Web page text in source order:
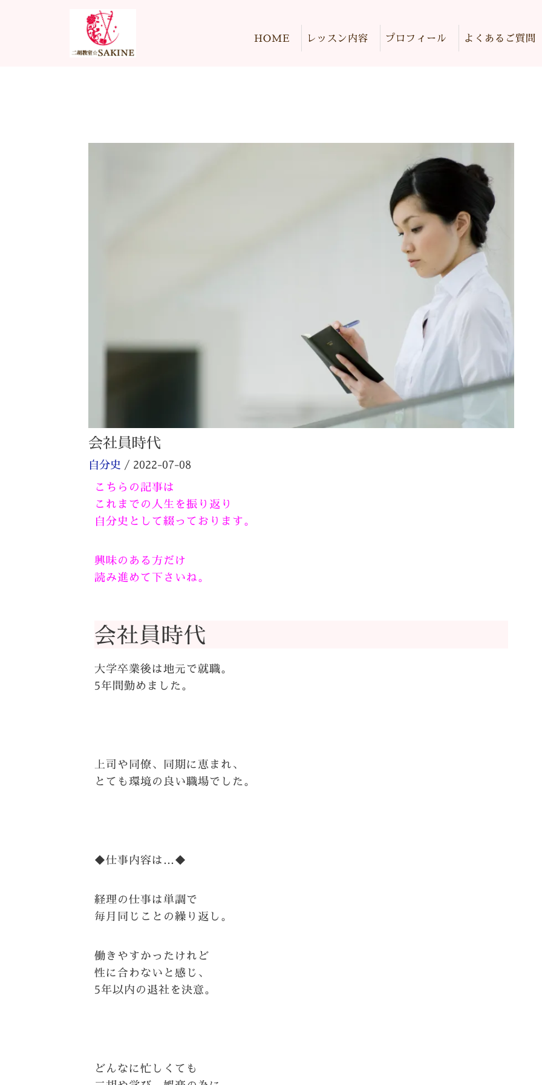
HOME レッスン内容 プロフィール よくあるご質問
会社員時代
自分史 / 2022-07-08
こちらの記事は
これまでの人生を振り返り
自分史として綴っております。
興味のある方だけ
読み進めて下さいね。
会社員時代
大学卒業後は地元で就職。
5年間勤めました。
上司や同僚、同期に恵まれ、
とても環境の良い職場でした。
◆仕事内容は…◆
経理の仕事は単調で
毎月同じことの繰り返し。
働きやすかったけれど
性に合わないと感じ、
5年以内の退社を決意。
どんなに忙しくても